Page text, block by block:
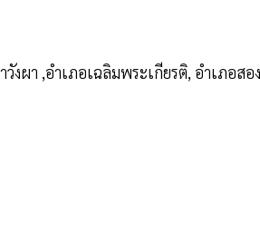
งผา ,อำเภอเฉลิมพระเกียรติ, อำเภอสอง